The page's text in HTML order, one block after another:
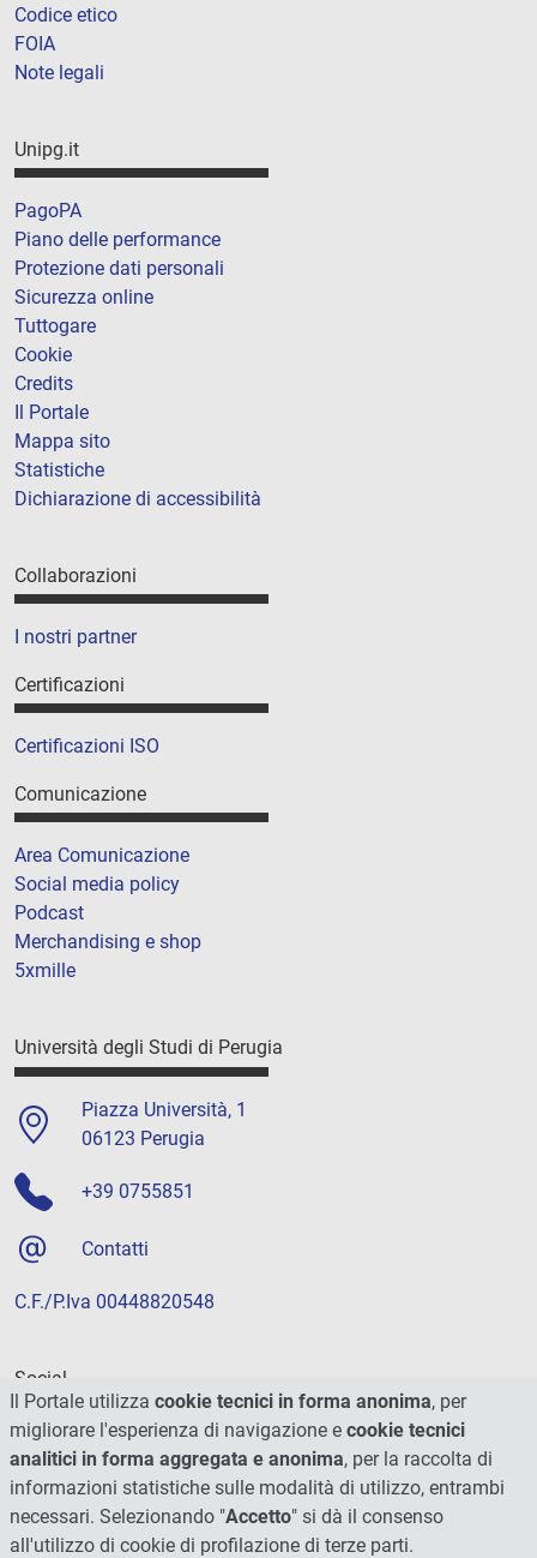
Codice etico
FOIA
Note legali
Unipg.it
PagoPA
Piano delle performance
Protezione dati personali
Sicurezza online
Tuttogare
Cookie
Credits
Il Portale
Mappa sito
Statistiche
Dichiarazione di accessibilità
Collaborazioni
I nostri partner
Certificazioni
Certificazioni ISO
Comunicazione
Area Comunicazione
Social media policy
Podcast
Merchandising e shop
5xmille
Università degli Studi di Perugia
Piazza Università, 1
06123 Perugia
+39 0755851
Contatti
C.F./P.Iva 00448820548
Social
Il Portale utilizza cookie tecnici in forma anonima, per
migliorare l'esperienza di navigazione e cookie tecnici
analitici in forma aggregata e anonima, per la raccolta di
informazioni statistiche sulle modalità di utilizzo, entrambi
necessari. Selezionando "Accetto" si dà il consenso
all'utilizzo di cookie di profilazione di terze parti.